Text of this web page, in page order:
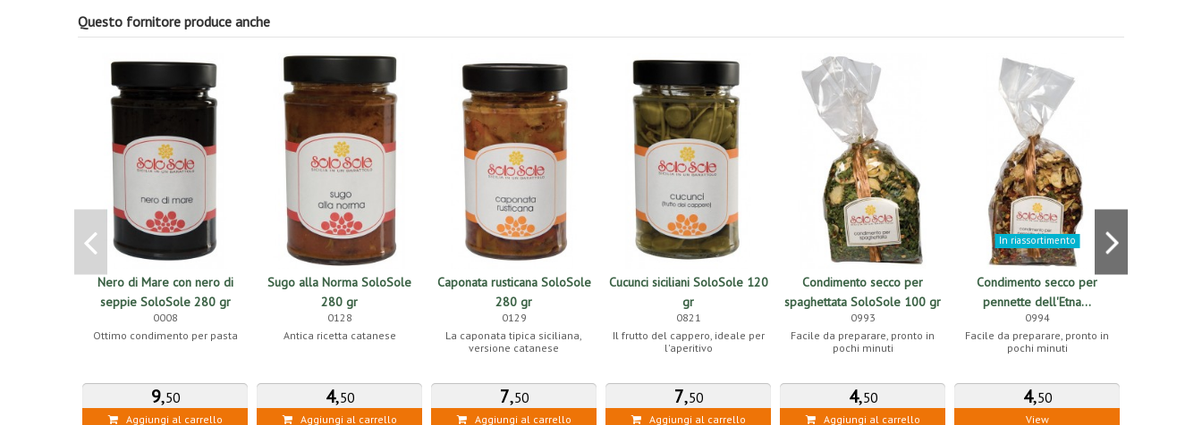
Questo fornitore produce anche
Nero di Mare con nero di
seppie SoloSole 280 gr
0008
Ottimo condimento per pasta
9,50
Aggiungi al carrello
Sugo alla Norma SoloSole
280 gr
0128
Antica ricetta catanese
4,50
Aggiungi al carrello
Caponata rusticana SoloSole
280 gr
0129
La caponata tipica siciliana,
versione catanese
7,50
Aggiungi al carrello
Cucunci siciliani SoloSole 120
gr
0821
Il frutto del cappero, ideale per
l'aperitivo
7,50
Aggiungi al carrello
Condimento secco per
spaghettata SoloSole 100 gr
0993
Facile da preparare, pronto in
pochi minuti
4,50
Aggiungi al carrello
In riassortimento
Condimento secco per
pennette dell'Etna...
0994
Facile da preparare, pronto in
pochi minuti
4,50
View